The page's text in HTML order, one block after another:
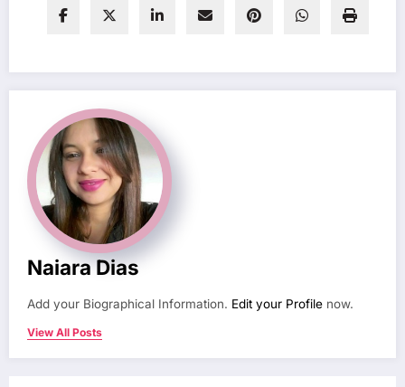
Naiara Dias
Add your Biographical Information. Edit your Profile now.
View All Posts